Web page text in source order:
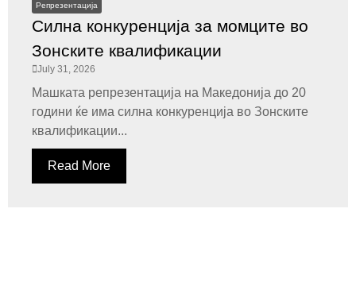
Репрезентација
Силна конкуренција за момците во
Зонските квалификации
July 31, 2026
Машката репрезентација на Македонија до 20
години ќе има силна конкуренција во Зонските
квалификации...
Read More